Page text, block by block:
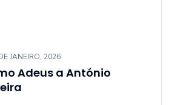
JANEIRO, 2026
Adeus a António